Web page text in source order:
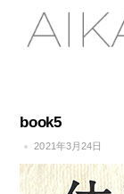
content
book5
2021年3月24日